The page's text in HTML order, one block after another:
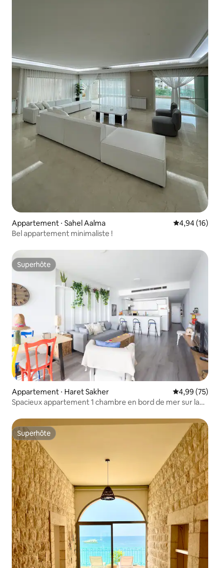
Appartement ⋅ Sahel Aalma Évaluation
4,94 (16)
Bel appartement minimaliste !
Superhôte
Superhôte
Appartement ⋅ Haret Sakher Évaluation
4,99 (75)
Spacieux appartement 1 chambre en bord de mer sur la
Superhôte
Superhôte